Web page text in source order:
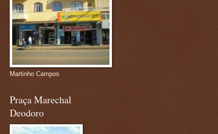
Martinho Campos
Praça Marechal
Deodoro